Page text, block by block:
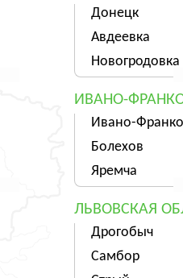
Донецк
Авдеевка
Новогродовка
ИВАНО-
Ивано-
Болехов
Яремча
ЛЬВОВСКАЯ
Дрогобыч
Самбор